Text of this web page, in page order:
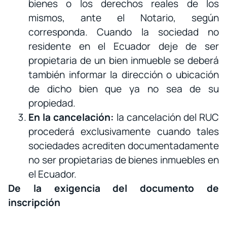
bienes o los derechos reales de los
mismos, ante el Notario, según
corresponda. Cuando la sociedad no
residente en el Ecuador deje de ser
propietaria de un bien inmueble se deberá
también informar la dirección o ubicación
de dicho bien que ya no sea de su
propiedad.
En la cancelación: la cancelación del RUC
procederá exclusivamente cuando tales
sociedades acrediten documentadamente
no ser propietarias de bienes inmuebles en
el Ecuador.
De la exigencia del documento de
inscripción